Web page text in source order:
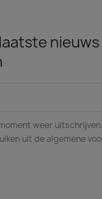
nieuws
weer
uit de algemene